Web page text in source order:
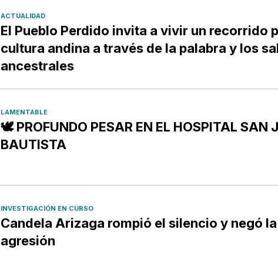
ACTUALIDAD
El Pueblo Perdido invita a vivir un recorrido
cultura andina a través de la palabra y los
ancestrales
LAMENTABLE
🕊️ PROFUNDO PESAR EN EL HOSPITAL SAN
BAUTISTA
INVESTIGACIÓN EN CURSO
Candela Arizaga rompió el silencio y negó la
agresión